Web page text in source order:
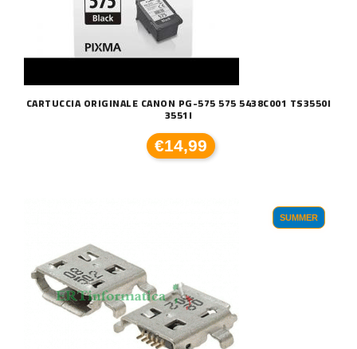
CARTUCCIA ORIGINALE CANON PG-575 575 5438C001 TS3550I
3551I
€14,99
SUMMER